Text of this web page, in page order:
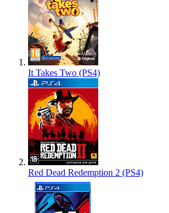
It Takes Two (PS4)
Red Dead Redemption 2 (PS4)